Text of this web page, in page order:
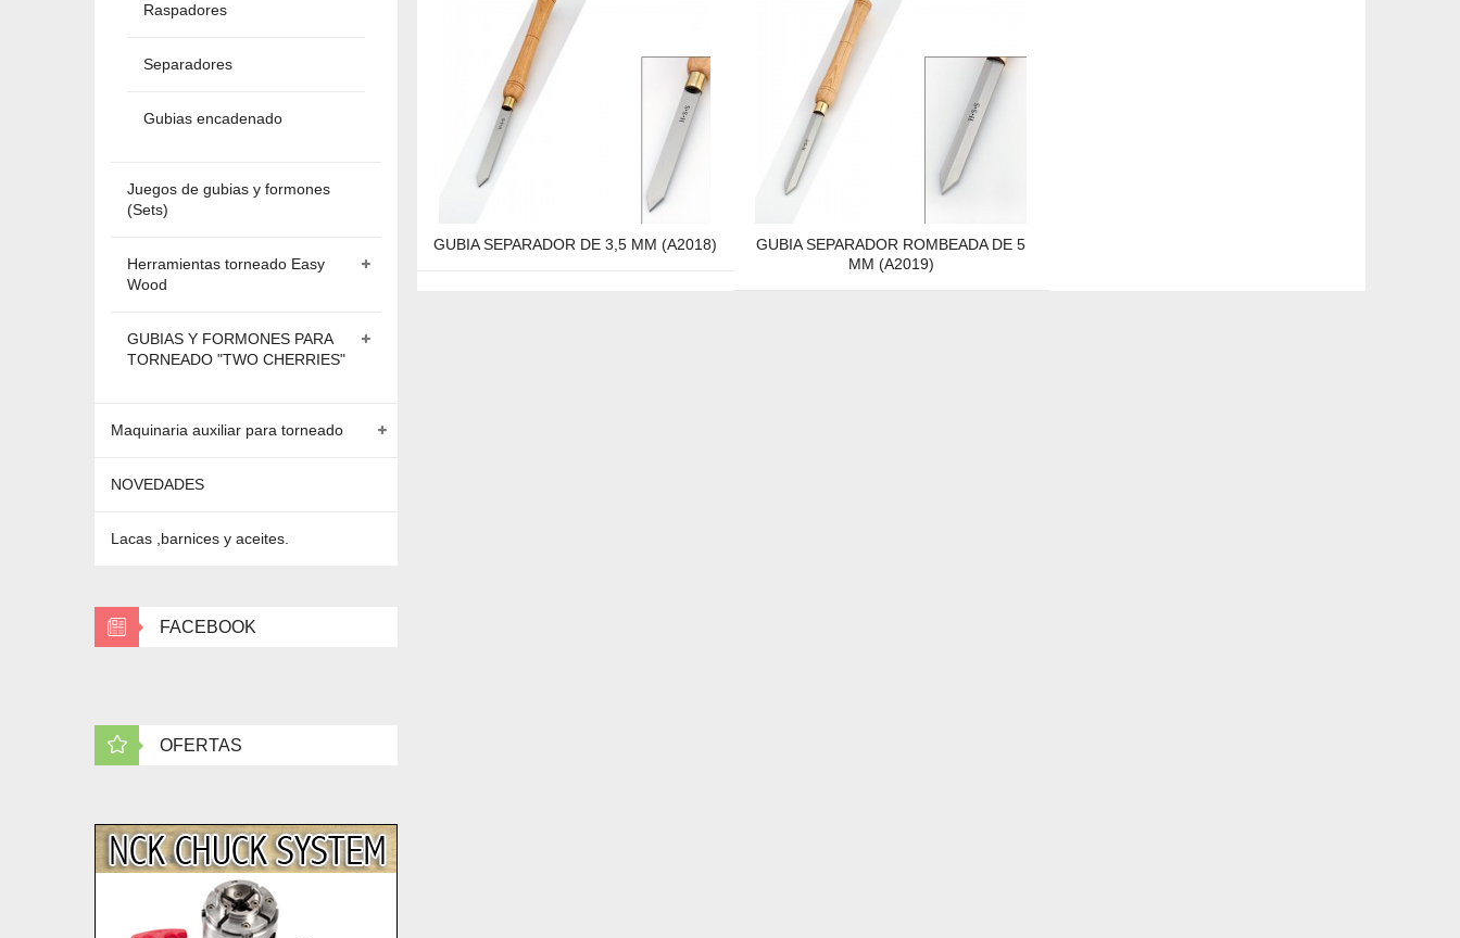
Raspadores
Separadores
Gubias encadenado
Juegos de gubias y formones
(Sets)
Herramientas torneado Easy
Wood
GUBIAS Y FORMONES PARA
TORNEADO "TWO CHERRIES"
Maquinaria auxiliar para torneado
NOVEDADES
Lacas ,barnices y aceites.
FACEBOOK
OFERTAS
GUBIA SEPARADOR DE 3,5 MM (A2018)
GUBIA SEPARADOR ROMBEADA DE 5
MM (A2019)